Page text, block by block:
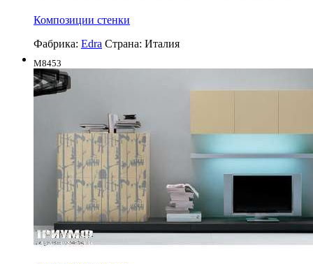
Композиции стенки
Фабрика: Edra Страна: Италия
M8453